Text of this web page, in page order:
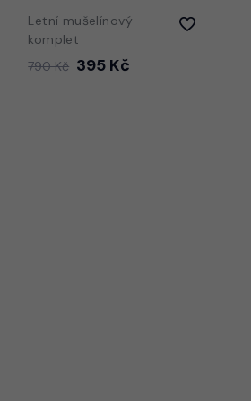
Letní mušelínový
komplet
790 Kč 395 Kč